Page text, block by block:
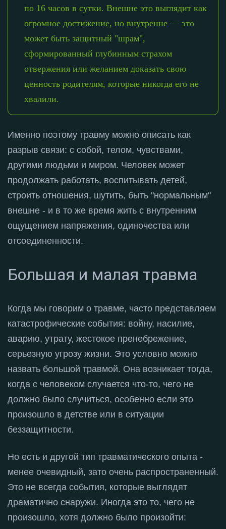
по 16 часов в сутки. Внешне это выглядит как
огромное достижение, но внутренне — это
может быть защитный "шрам",
сформированный глубинным страхом
отвержения или желанием доказать свою
ценность родителям, которые никогда его не
хвалили.
Именно поэтому травму можно описать как
разрыв связи: с собой, телом, чувствами,
другими людьми и миром. Человек может
продолжать работать, воспитывать детей,
строить отношения, шутить, быть "нормальным"
внешне - и в то же время жить с внутренним
ощущением напряжения, одиночества или
отсоединенности.
Большая и малая травма
Когда мы говорим о травме, часто представляем
катастрофические события: войну, насилие,
аварию, утрату, жестокое пренебрежение,
серьезную угрозу жизни. Это условно можно
назвать большой травмой. Она возникает тогда,
когда с человеком случается что-то, чего не
должно было случиться, особенно если это
произошло в детстве или в ситуации
беззащитности.
Но есть и другой тип травматического опыта -
менее очевидный, зато очень распространенный.
Это не всегда события, которые выглядят
драматично снаружи. Иногда это то, чего не
произошло, хотя должно было произойти: